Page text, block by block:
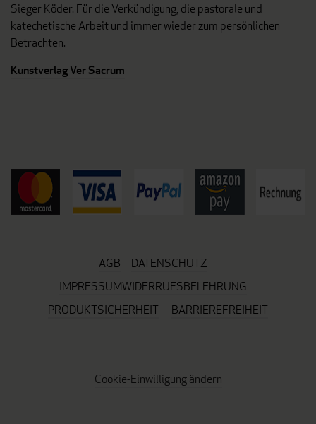
Sieger Köder. Für die Verkündigung, die pastorale und
katechetische Arbeit und immer wieder zum persönlichen
Betrachten.
Kunstverlag Ver Sacrum
AGB
DATENSCHUTZ
IMPRESSUMWIDERRUFSBELEHRUNG
PRODUKTSICHERHEIT
BARRIEREFREIHEIT
Cookie-Einwilligung ändern